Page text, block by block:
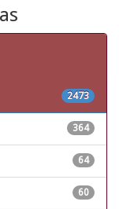
2473
364
64
60